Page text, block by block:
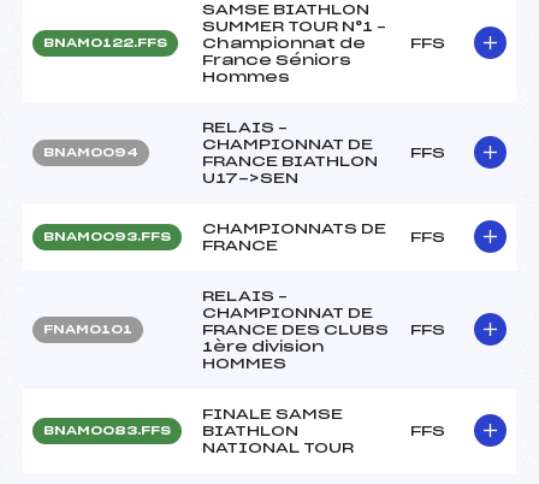
BNAM0122.FFS
SAMSE BIATHLON
SUMMER TOUR N°1 –
Championnat de
France Séniors
Hommes
FFS
BNAM0094
RELAIS –
CHAMPIONNAT DE
FRANCE BIATHLON
U17->SEN
FFS
BNAM0093.FFS
CHAMPIONNATS DE
FRANCE
FFS
FNAM0101
RELAIS –
CHAMPIONNAT DE
FRANCE DES CLUBS
1ère division
HOMMES
FFS
BNAM0083.FFS
FINALE SAMSE
BIATHLON
NATIONAL TOUR
FFS